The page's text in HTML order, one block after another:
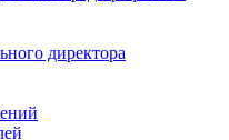
директора